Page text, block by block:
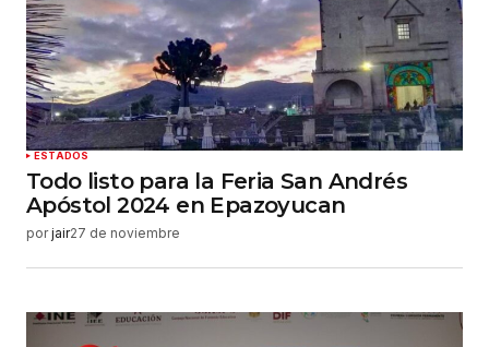
ESTADOS
Todo listo para la Feria San Andrés
Apóstol 2024 en Epazoyucan
por jair27 de noviembre